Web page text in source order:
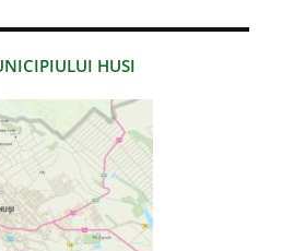
HUSI